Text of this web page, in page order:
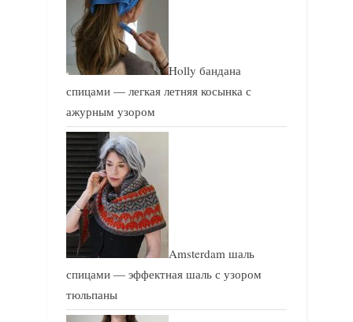
Holly бандана
спицами — легкая летняя косынка с
ажурным узором
Amsterdam шаль
спицами — эффектная шаль с узором
тюльпаны